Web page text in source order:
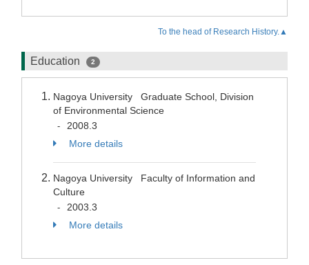
To the head of Research History.▲
Education 2
Nagoya University Graduate School, Division
of Environmental Science
-
2008.3
More details
Nagoya University Faculty of Information and
Culture
-
2003.3
More details